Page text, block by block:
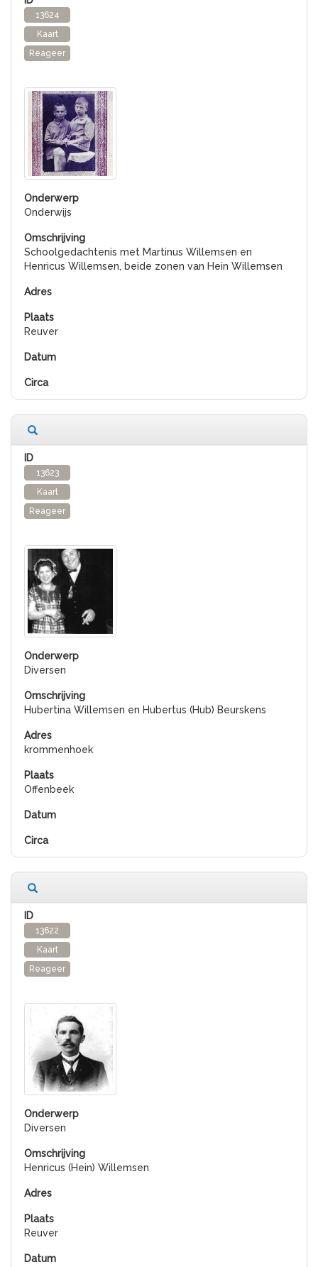
13624
Kaart
Reageer
Onderwijs
Schoolgedachtenis met Martinus Willemsen en
Henricus Willemsen, beide zonen van Hein Willemsen
Reuver
13623
Kaart
Reageer
Diversen
Hubertina Willemsen en Hubertus (Hub) Beurskens
krommenhoek
Offenbeek
13622
Kaart
Reageer
Diversen
Henricus (Hein) Willemsen
Reuver